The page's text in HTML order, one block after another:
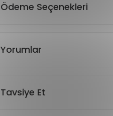
Ödeme Seçenekleri
Yorumlar
Tavsiye Et